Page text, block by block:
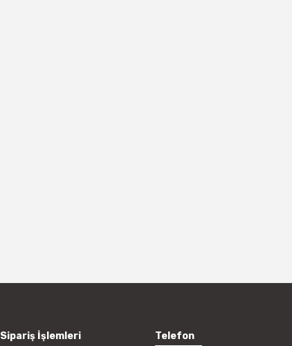
Sipariş İşlemleri Telefon